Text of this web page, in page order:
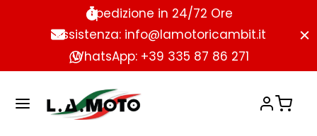
Spedizione in 24/72 Ore
Assistenza: info@lamotoricambit.it
WhatsApp: +39 335 87 86 271